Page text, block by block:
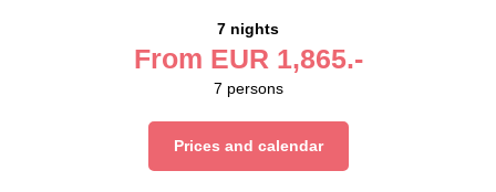
7 nights
From EUR 1,865.-
7 persons
Prices and calendar